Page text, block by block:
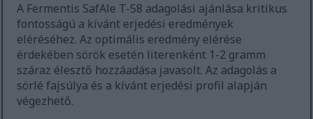
A Fermentis SafAle T-58 adagolási ajánlása kritikus
fontosságú a kívánt erjedési eredmények
eléréséhez. Az optimális eredmény elérése
érdekében sörök esetén literenként 1-2 gramm
száraz élesztő hozzáadása javasolt. Az adagolás a
sörlé fajsúlya és a kívánt erjedési profil alapján
végezhető.